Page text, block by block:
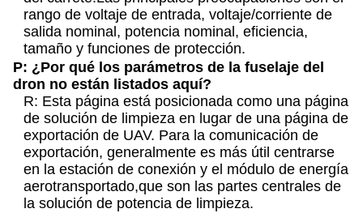
rango de voltaje de entrada, voltaje/corriente de
salida nominal, potencia nominal, eficiencia,
tamaño y funciones de protección.
P: ¿Por qué los parámetros de la fuselaje del
dron no están listados aquí?
R: Esta página está posicionada como una página
de solución de limpieza en lugar de una página de
exportación de UAV. Para la comunicación de
exportación, generalmente es más útil centrarse
en la estación de conexión y el módulo de energía
aerotransportado,que son las partes centrales de
la solución de potencia de limpieza.